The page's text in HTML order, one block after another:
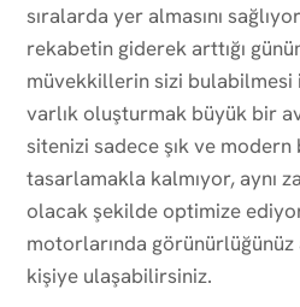
sıralarda yer almasını
rekabetin giderek arttığı
müvekkillerin sizi
varlık oluşturmak büyük bir
sitenizi sadece şık ve
tasarlamakla kalmıyor, aynı
olacak şekilde optimize
motorlarında
kişiye ulaşabilirsiniz.